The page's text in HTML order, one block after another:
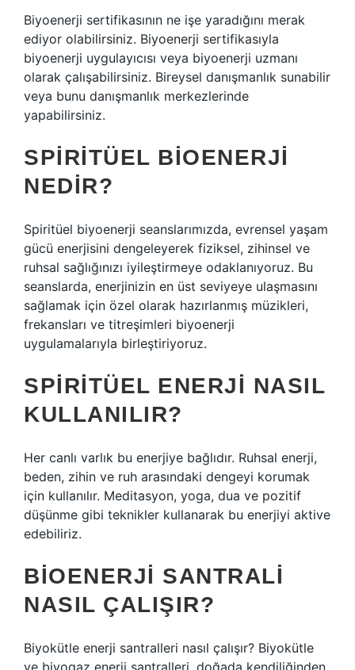
Biyoenerji sertifikasının ne işe yaradığını merak
ediyor olabilirsiniz. Biyoenerji sertifikasıyla
biyoenerji uygulayıcısı veya biyoenerji uzmanı
olarak çalışabilirsiniz. Bireysel danışmanlık sunabilir
veya bunu danışmanlık merkezlerinde
yapabilirsiniz.
SPIRITÜEL BIOENERJI
NEDIR?
Spiritüel biyoenerji seanslarımızda, evrensel yaşam
gücü enerjisini dengeleyerek fiziksel, zihinsel ve
ruhsal sağlığınızı iyileştirmeye odaklanıyoruz. Bu
seanslarda, enerjinizin en üst seviyeye ulaşmasını
sağlamak için özel olarak hazırlanmış müzikleri,
frekansları ve titreşimleri biyoenerji
uygulamalarıyla birleştiriyoruz.
SPIRITÜEL ENERJI NASIL
KULLANILIR?
Her canlı varlık bu enerjiye bağlıdır. Ruhsal enerji,
beden, zihin ve ruh arasındaki dengeyi korumak
için kullanılır. Meditasyon, yoga, dua ve pozitif
düşünme gibi teknikler kullanarak bu enerjiyi aktive
edebiliriz.
BIOENERJI SANTRALI
NASIL ÇALIŞIR?
Biyokütle enerji santralleri nasıl çalışır? Biyokütle
ve biyogaz enerji santralleri, doğada kendiliğinden